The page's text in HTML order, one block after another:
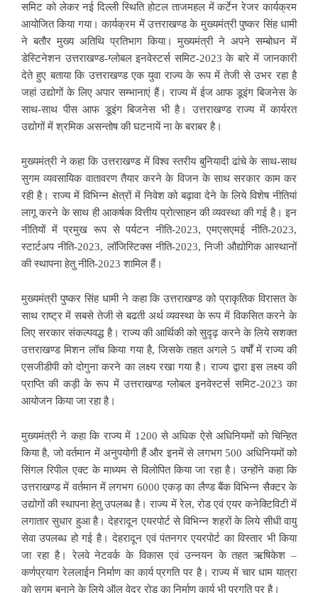
समिट को लेकर नई दिल्ली स्थिति होटल ताजमहल में कर्टेन रेजर कार्यक्रम
आयोजित किया गया। कार्यक्रम में उत्तराखण्ड के मुख्यमंत्री पुष्कर सिंह धामी
ने बतौर मुख्य अतिथि प्रतिभाग किया। मुख्यमंत्री ने अपने सम्बोधन में
डेस्टिनेशन उत्तराखण्ड-ग्लोबल इनवेस्टर्स समिट-2023 के बारे में जानकारी
देते हुए बताया कि उत्तराखण्ड एक युवा राज्य के रूप में तेजी से उभर रहा है
जहां उद्योगों के लिए अपार सम्भानाएं हैं। राज्य में ईज आफ डूइंग बिजनेस के
साथ-साथ पीस आफ डूइंग बिजनेस भी है। उत्तराखण्ड राज्य में कार्यरत
उद्योगों में श्रमिक असन्तोष की घटनायें ना के बराबर है।
मुख्यमंत्री ने कहा कि उत्तराखण्ड में विश्व स्तरीय बुनियादी ढांचे के साथ-साथ
सुगम व्यवसायिक वातावरण तैयार करने के विजन के साथ सरकार काम कर
रही है। राज्य में विभिन्न क्षेत्रों में निवेश को बढ़ावा देने के लिये विशेष नीतियां
लागू करने के साथ ही आकर्षक वित्तीय प्रोत्साहन की व्यवस्था की गई है। इन
नीतियों में प्रमुख रूप से पर्यटन नीति-2023, एमएसएमई नीति-2023,
स्टार्टअप नीति-2023, लॉजिस्टिक्स नीति-2023, निजी औद्योगिक आस्थानों
की स्थापना हेतु नीति-2023 शामिल हैं।
मुख्यमंत्री पुष्कर सिंह धामी ने कहा कि उत्तराखण्ड को प्राकृतिक विरासत के
साथ राष्ट्र में सबसे तेजी से बढती अर्थ व्यवस्था के रूप में विकसित करने के
लिए सरकार संकल्पवद्ध है। राज्य की आर्थिकी को सुदृढ़ करने के लिये सशक्त
उत्तराखण्ड मिशन लॉच किया गया है, जिसके तहत अगले 5 वर्षों में राज्य की
एसजीडीपी को दोगुना करने का लक्ष्य रखा गया है। राज्य द्वारा इस लक्ष्य की
प्राप्ति की कड़ी के रूप में उत्तराखण्ड ग्लोबल इनवेस्टर्स समिट-2023 का
आयोजन किया जा रहा है।
मुख्यमंत्री ने कहा कि राज्य में 1200 से अधिक ऐसे अधिनियमों को चिन्हित
किया है, जो वर्तमान में अनुपयोगी हैं और इनमें से लगभग 500 अधिनियमों को
सिंगल रिपील एक्ट के माध्यम से विलोपित किया जा रहा है। उन्होंने कहा कि
उत्तराखण्ड में वर्तमान में लगभग 6000 एकड़ का लैण्ड बैंक विभिन्न सैक्टर के
उद्योगों की स्थापना हेतु उपलब्ध है। राज्य में रेल, रोड एवं एयर कनेक्टिविटी में
लगातार सुधार हुआ है। देहरादून एयरपोर्ट से विभिन्न शहरों के लिये सीधी वायु
सेवा उपलब्ध हो गई है। देहरादून एवं पंतनगर एयरपोर्ट का विस्तार भी किया
जा रहा है। रेलवे नेटवर्क के विकास एवं उन्नयन के तहत ऋषिकेश –
कर्णप्रयाग रेललाईन निर्माण का कार्य प्रगति पर है। राज्य में चार धाम यात्रा
को सुगम बनाने के लिये ऑल वेदर रोड का निर्माण कार्य भी प्रगति पर है।